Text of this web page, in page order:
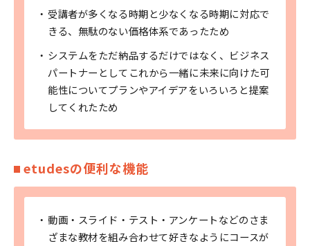
受講者が多くなる時期と少なくなる時期に対応で
きる、無駄のない価格体系であったため
システムをただ納品するだけではなく、ビジネス
パートナーとしてこれから一緒に未来に向けた可
能性についてプランやアイデアをいろいろと提案
してくれたため
etudesの便利な機能
動画・スライド・テスト・アンケートなどのさま
ざまな教材を組み合わせて好きなようにコースが